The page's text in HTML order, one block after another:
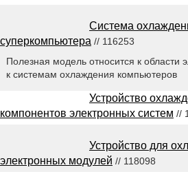
Система
суперкомпьютера // 116253
Полезная модель относится к области
к системам охлаждения компьютеров
Устройство
компонентов электронных систем //
Устройство для
электронных модулей // 118098